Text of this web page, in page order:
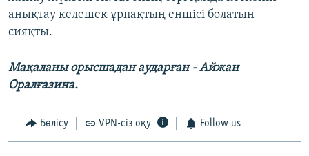
анықтау келешек ұрпақтың еншісі болатын
сияқты.
Мақаланы орысшадан аударған - Айжан
Оралғазина.
Бөлісу VPN-сіз оқу Follow us